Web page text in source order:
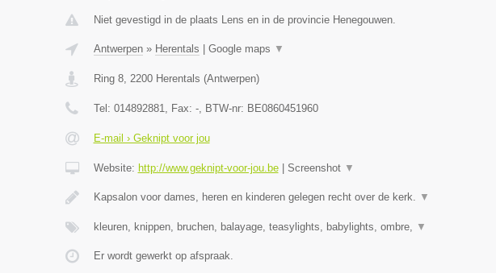
Niet gevestigd in de plaats Lens en in de provincie Henegouwen.
Antwerpen» Herentals Google maps ▼
Ring 8, 2200 Herentals (Antwerpen)
Tel: 014892881, Fax: -, BTW-nr: BE0860451960
E-mail › Geknipt voor jou
Website: http://www.geknipt-voor-jou.be| Screenshot ▼
Kapsalon voor dames, heren en kinderen gelegen recht over de kerk. ▼
kleuren, knippen, bruchen, balayage, teasylights, babylights, ombre, ▼
Er wordt gewerkt op afspraak.